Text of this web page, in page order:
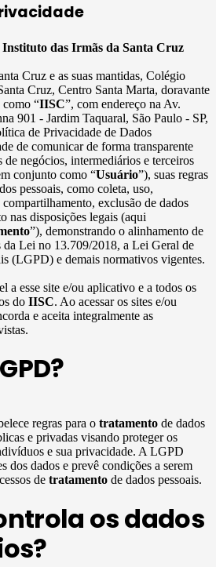
das Irmãs da Santa Cruz
Cruz e as suas mantidas, Colégio
Cruz, Centro Santa Marta, doravante
como “IISC”, com endereço na Av.
901 - Jardim Taquaral, São Paulo - SP,
de Privacidade de Dados
de comunicar de forma transparente
de negócios, intermediários e terceiros
conjunto como “Usuário”), suas regras
pessoais, como coleta, uso,
exclusão de dados
nas disposições legais (aqui
”), demonstrando o alinhamento de
da Lei no 13.709/2018, a Lei Geral de
(LGPD) e demais normativos vigentes.
a esse site e/ou aplicativo e a todos os
do IISC. Ao acessar os sites e/ou
e aceita integralmente as
regras para o tratamento de dados
e privadas visando proteger os
e sua privacidade. A LGPD
dos dados e prevê condições a serem
de tratamento de dados pessoais.
os dados